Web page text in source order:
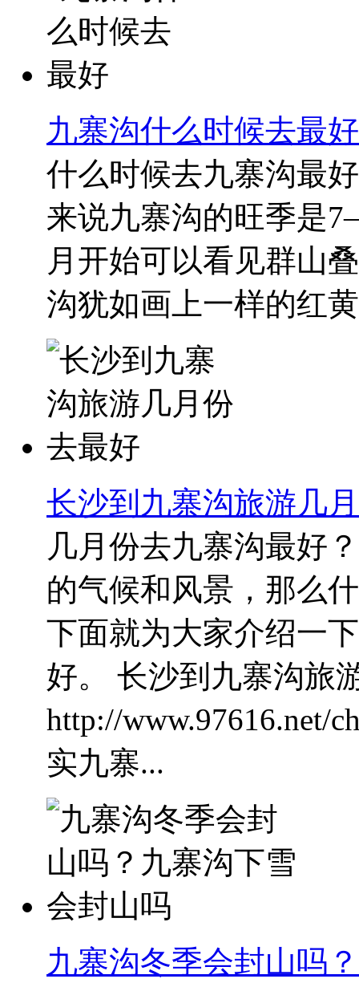
九寨沟什么时候去最好
什么时候去九寨沟最
来说九寨沟的旺季是
月开始可以看见群山
沟犹如画上一样的红
长沙到九寨沟旅游几
几月份去九寨沟最好
的气候和风景，那么
下面就为大家介绍一
好。 长沙到九寨沟旅
http://www.97616.net/
实九寨...
九寨沟冬季会封山吗